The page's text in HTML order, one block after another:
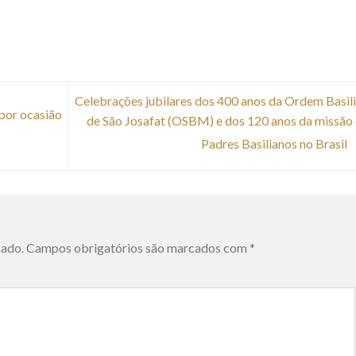
ocasião
Celebrações jubilares dos 400 anos da Ordem
de São Josafat (OSBM) e dos 120 anos da missão
Padres Basilianos no Brasil
Campos obrigatórios são marcados com *